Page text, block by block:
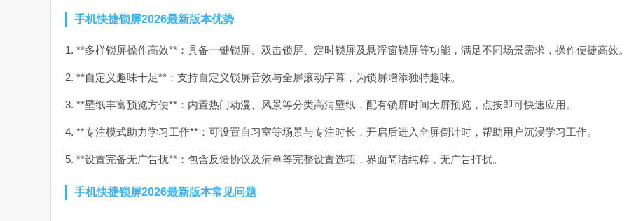
手机快捷锁屏2026最新版本优势
1. **多样锁屏操作高效**：具备一键锁屏、双击锁屏、定时锁屏及悬浮窗锁屏等功能，满足不同场景需求，操作便捷高效。
2. **自定义趣味十足**：支持自定义锁屏音效与全屏滚动字幕，为锁屏增添独特趣味。
3. **壁纸丰富预览方便**：内置热门动漫、风景等分类高清壁纸，配有锁屏时间大屏预览，点按即可快速应用。
4. **专注模式助力学习工作**：可设置自习室等场景与专注时长，开启后进入全屏倒计时，帮助用户沉浸学习工作。
5. **设置完备无广告扰**：包含反馈协议及清单等完整设置选项，界面简洁纯粹，无广告打扰。
手机快捷锁屏2026最新版本常见问题